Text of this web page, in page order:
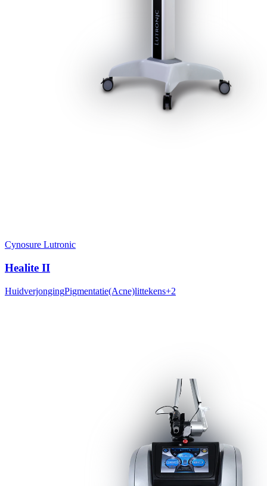
Cynosure Lutronic
Healite II
HuidverjongingPigmentatie(Acne)littekens+2